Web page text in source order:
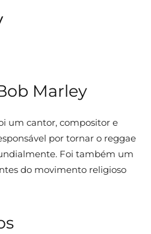
Marley
um cantor, compositor e
por tornar o reggae
Foi também um
do movimento religioso